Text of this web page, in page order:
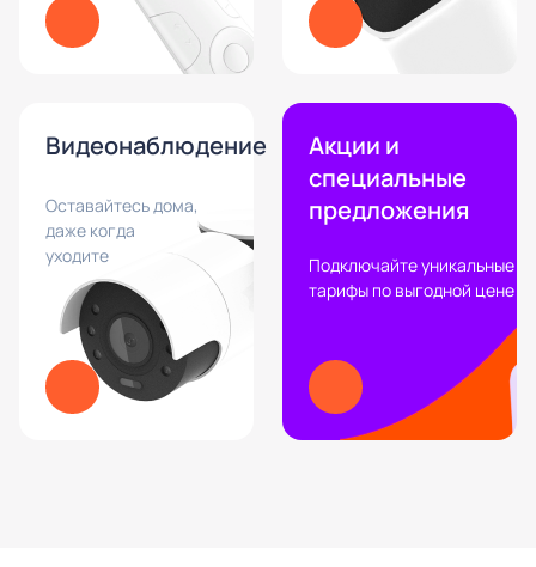
Видеонаблюдение
Оставайтесь дома,
даже когда
уходите
Акции и
специальные
предложения
Подключайте уникальные
тарифы по выгодной цене